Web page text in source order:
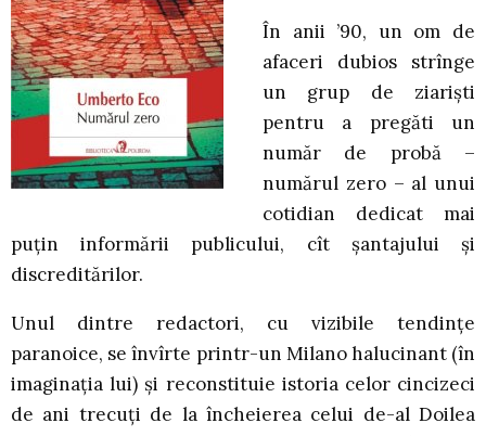
În anii ’90, un om de
afaceri dubios strînge
un grup de ziarişti
pentru a pregăti un
număr de probă –
numărul zero – al unui
cotidian dedicat mai
puţin informării publicului, cît şantajului şi
discreditărilor.
Unul dintre redactori, cu vizibile tendinţe
paranoice, se învîrte printr-un Milano halucinant (în
imaginaţia lui) şi reconstituie istoria celor cincizeci
de ani trecuţi de la încheierea celui de-al Doilea